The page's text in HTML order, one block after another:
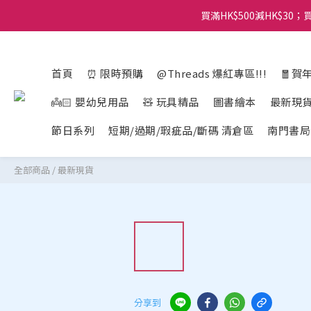
買滿HK$500減HK$30；
首頁 ⏰ 限時預購 @Threads 爆紅專區!!!
🧧賀
👼🏻 嬰幼兒用品
🧸 玩具精品 圖書繪本
最新現
節日系列
短期/過期/瑕疵品/斷碼 清倉區 南門書
全部商品 /最新現貨
分享到